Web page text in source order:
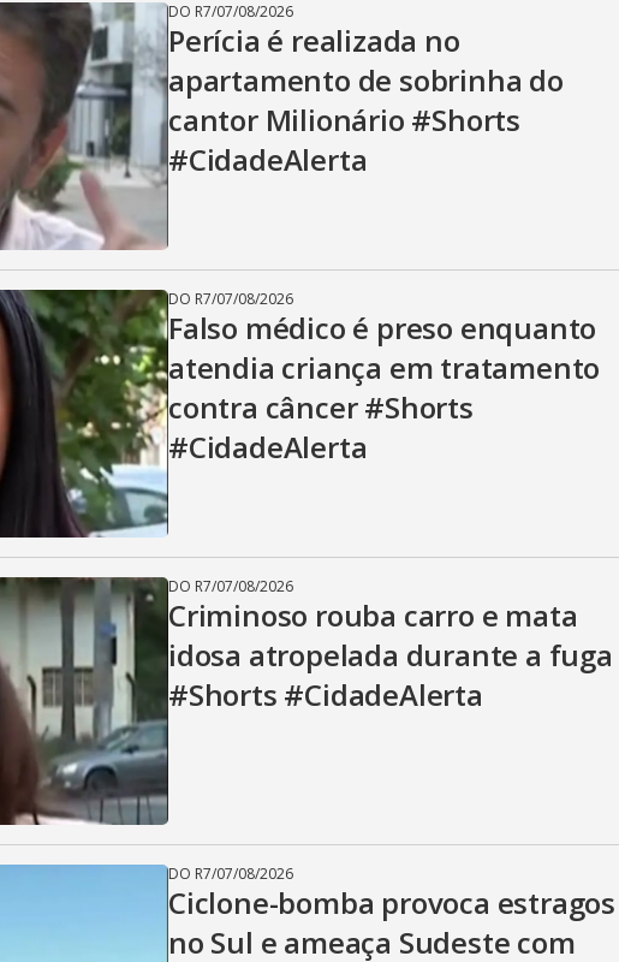
DO R7/07/08/2026
Perícia é realizada no
apartamento de sobrinha do
cantor Milionário #Shorts
#CidadeAlerta
DO R7/07/08/2026
Falso médico é preso enquanto
atendia criança em tratamento
contra câncer #Shorts
#CidadeAlerta
DO R7/07/08/2026
Criminoso rouba carro e mata
idosa atropelada durante a fuga
#Shorts #CidadeAlerta
DO R7/07/08/2026
Ciclone-bomba provoca estragos
no Sul e ameaça Sudeste com